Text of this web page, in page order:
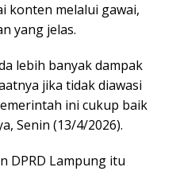
konten melalui gawai,
yang jelas.
lebih banyak dampak
jika tidak diawasi
ini cukup baik
Senin (13/4/2026).
DPRD Lampung itu